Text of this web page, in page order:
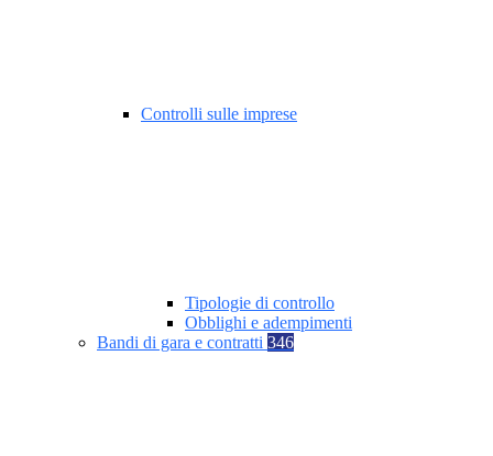
Controlli sulle imprese
Tipologie di controllo
Obblighi e adempimenti
Bandi di gara e contratti 346